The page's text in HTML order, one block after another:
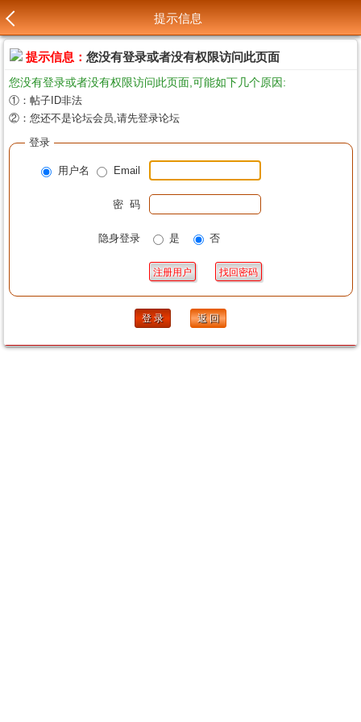
提示信息
提示信息： 您没有登录或者没有权限访问此页面
您没有登录或者没有权限访问此页面,可能如下几个原因:
①：帖子ID非法
②：您还不是论坛会员,请先登录论坛
登录
用户名 Email
密 码
隐身登录 是 否